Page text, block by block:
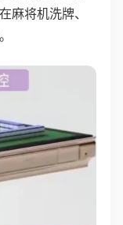
麻将机洗牌、